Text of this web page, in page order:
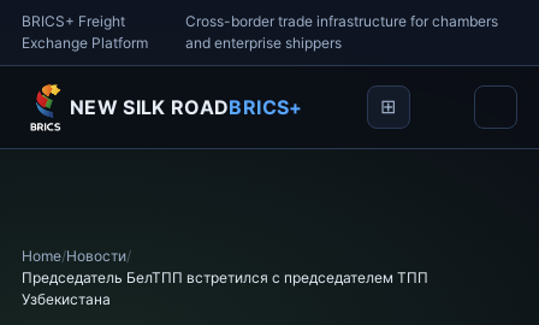
BRICS+ Freight
Exchange Platform
Cross-border trade infrastructure for chambers
and enterprise shippers
NEW SILK ROADBRICS+
Home/Новости/
Председатель БелТПП встретился с председателем ТПП
Узбекистана